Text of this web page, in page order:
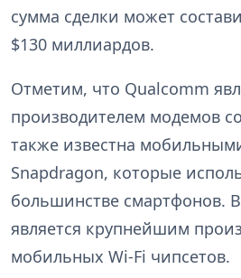
сумма сделки может
$130 миллиардов.
Отметим, что Qualcomm
производителем модемов
также известна
Snapdragon, которые
большинстве смартфонов.
является крупнейшим
мобильных Wi-Fi чипсетов.